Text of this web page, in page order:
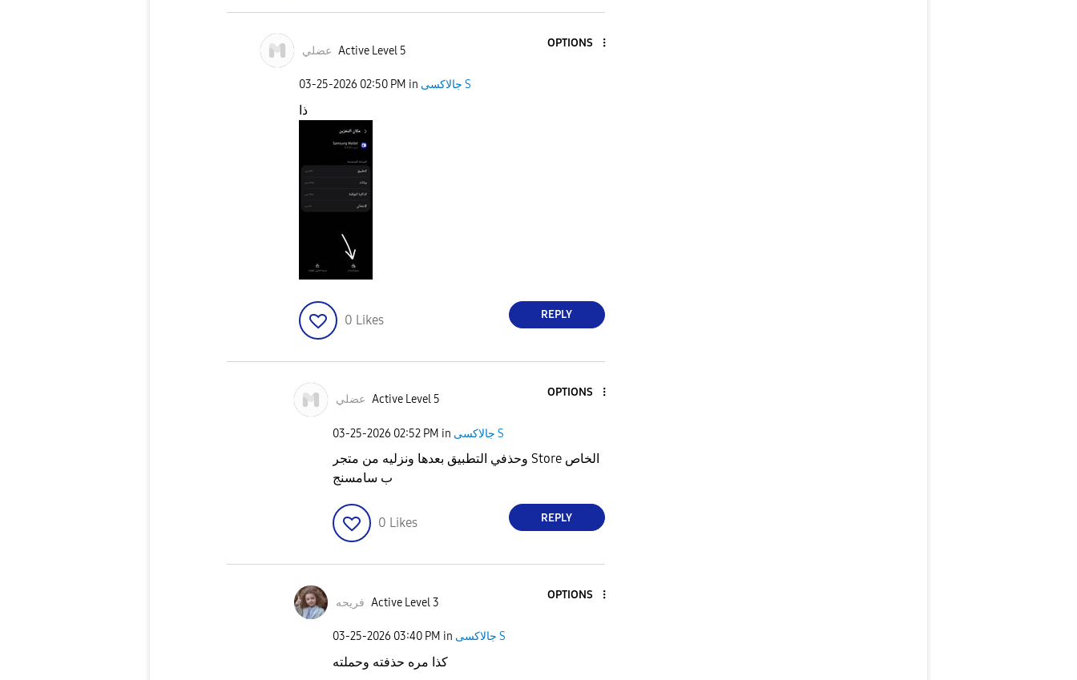
عضلي Active Level 5
OPTIONS
‎03-25-2026 02:50 PM in جالاكسى S
ذا
0 Likes REPLY
عضلي Active Level 5
OPTIONS
‎03-25-2026 02:52 PM in جالاكسى S
وحذفي التطبيق بعدها ونزليه من متجر Store الخاص
ب سامسنج
0 Likes REPLY
فريحه Active Level 3
OPTIONS
‎03-25-2026 03:40 PM in جالاكسى S
كذا مره حذفته وحملته